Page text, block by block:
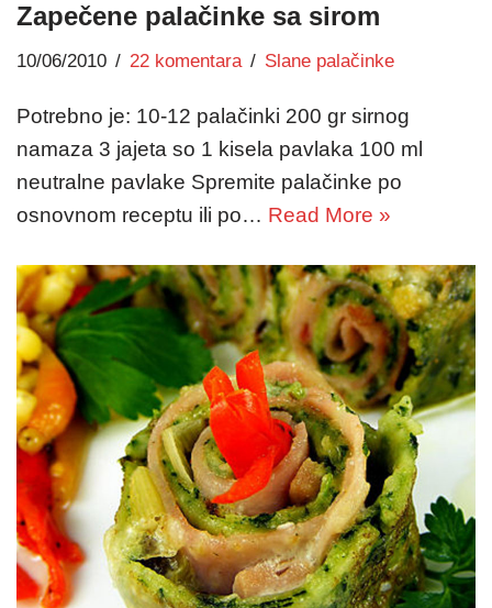
Zapečene palačinke sa sirom
10/06/2010 22 komentara Slane palačinke
Potrebno je: 10-12 palačinki 200 gr sirnog
namaza 3 jajeta so 1 kisela pavlaka 100 ml
neutralne pavlake Spremite palačinke po
osnovnom receptu ili po… Read More »